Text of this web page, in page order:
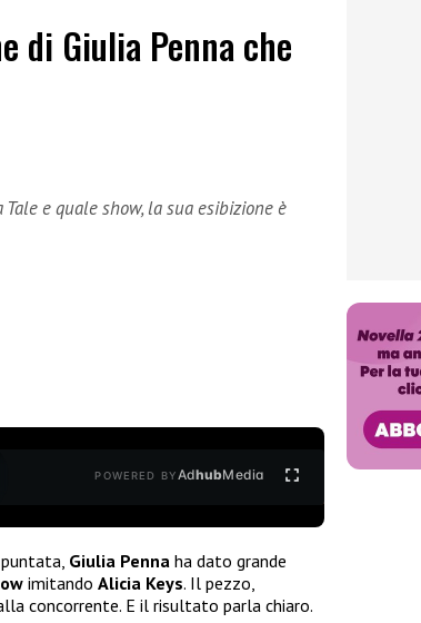
di Giulia Penna che
e quale show, la sua esibizione è
POWERED BYAdhubMedia
Giulia Penna ha dato grande
imitando Alicia Keys. Il pezzo,
concorrente. E il risultato parla chiaro.